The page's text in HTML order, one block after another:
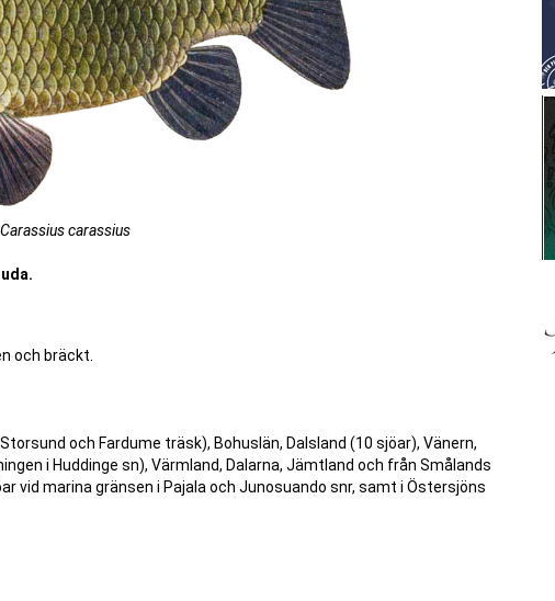
carassius
och bräckt.
och Fardume träsk), Bohuslän, Dalsland (10 sjöar), Vänern,
i Huddinge sn), Värmland, Dalarna, Jämtland och från Smålands
vid marina gränsen i Pajala och Junosuando snr, samt i Östersjöns